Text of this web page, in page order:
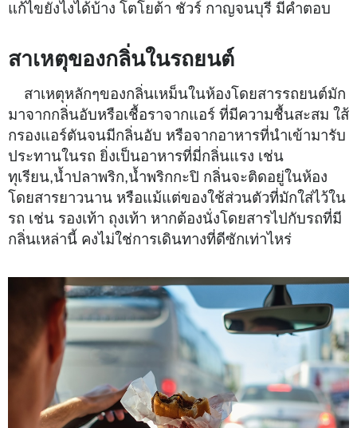
แก้ไขยังไงได้บ้าง โตโยต้า ชัวร์ กาญจนบุรี มีคำตอบ
สาเหตุของกลิ่นในรถยนต์
สาเหตุหลักๆของกลิ่นเหม็นในห้องโดยสารรถยนต์มัก
มาจากกลิ่นอับหรือเชื้อราจากแอร์ ที่มีความชื้นสะสม ใส้
กรองแอร์ตันจนมีกลิ่นอับ หรือจากอาหารที่นำเข้ามารับ
ประทานในรถ ยิ่งเป็นอาหารที่มี่กลิ่นแรง เช่น
ทุเรียน,น้ำปลาพริก,น้ำพริกกะปิ กลิ่นจะติดอยู่ในห้อง
โดยสารยาวนาน หรือแม้แต่ของใช้ส่วนตัวที่มักใส่ไว้ใน
รถ เช่น รองเท้า ถุงเท้า หากต้องนั่งโดยสารไปกับรถที่มี
กลิ่นเหล่านี้ คงไม่ใช่การเดินทางที่ดีซักเท่าไหร่